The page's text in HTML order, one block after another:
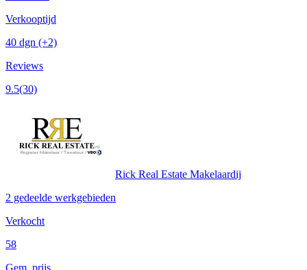
Verkooptijd
40 dgn (+2)
Reviews
9.5(30)
Rick Real Estate Makelaardij
2 gedeelde werkgebieden
Verkocht
58